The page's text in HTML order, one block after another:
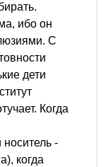
ибо он
С
дети
Когда
-
когда